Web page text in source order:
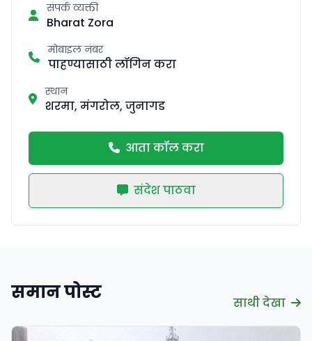
संपर्क व्यक्ती
Bharat Zora
मोबाइल नंबर
पाहण्यासाठी लॉगिन करा
स्थान
शरमा, मंगरोल, जुनागड
आता कॉल करा
संदेश पाठवा
समान पोस्ट साथी देखा